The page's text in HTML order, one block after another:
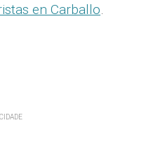
en Carballo